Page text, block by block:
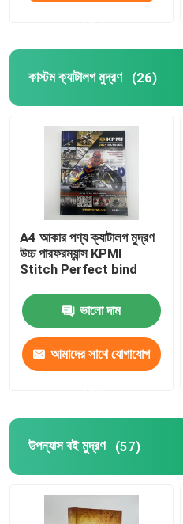
কাস্টম ক্যাটালগ মুদ্রণ (26)
A4 আকার পণ্য ক্যাটালগ মুদ্রণ
উচ্চ পারফরম্যান্স KPMI
Stitch Perfect bind
ভালো দাম
আমাদের সাথে যোগাযোগ
উপন্যাস বই মুদ্রণ (57)